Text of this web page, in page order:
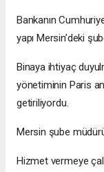
Bankanın
yapı Mersin’deki
Binaya ihtiyaç
yönetiminin Paris
getiriliyordu.
Mersin şube
Hizmet vermeye